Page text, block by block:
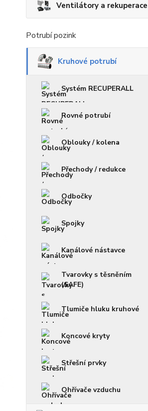
Ventilátory a rekuperace
Potrubí pozink
Kruhové potrubí
Systém RECUPERALL
Rovné potrubí
Oblouky / kolena
Přechody / redukce
Odbočky
Spojky
Kanálové nástavce
Tvarovky s těsněním
(SAFE)
Tlumiče hluku kruhové
Koncové kryty
Střešní prvky
Ohřívače vzduchu